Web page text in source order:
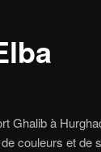
Ghalib à
couleurs et de